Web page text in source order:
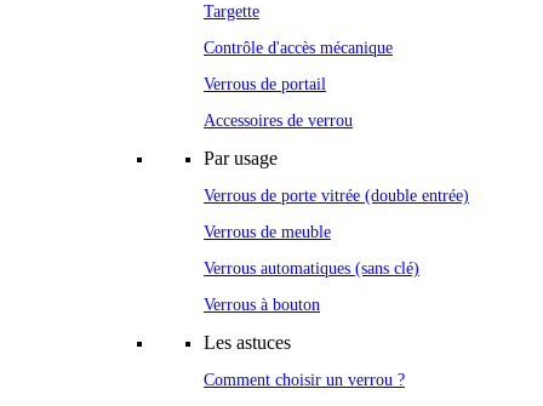
Targette
Contrôle d'accès mécanique
Verrous de portail
Accessoires de verrou
Par usage
Verrous de porte vitrée (double entrée)
Verrous de meuble
Verrous automatiques (sans clé)
Verrous à bouton
Les astuces
Comment choisir un verrou ?